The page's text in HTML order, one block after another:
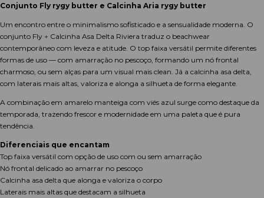
Conjunto Fly rygy butter e Calcinha Aria rygy butter
Um encontro entre o minimalismo sofisticado e a sensualidade moderna. O
conjunto Fly + Calcinha Asa Delta Riviera traduz o beachwear
contemporâneo com leveza e atitude. O top faixa versátil permite diferentes
formas de uso — com amarração no pescoço, formando um nó frontal
charmoso, ou sem alças para um visual mais clean. Já a calcinha asa delta,
com laterais mais altas, valoriza e alonga a silhueta de forma elegante.
A combinação em amarelo manteiga com viés azul surge como destaque da
temporada, trazendo frescor e modernidade em uma paleta que é pura
tendência.
Diferenciais que encantam
Top faixa versátil com opção de uso com ou sem amarração
Nó frontal delicado ao amarrar no pescoço
Calcinha asa delta que alonga e valoriza o corpo
Laterais mais altas que destacam a silhueta